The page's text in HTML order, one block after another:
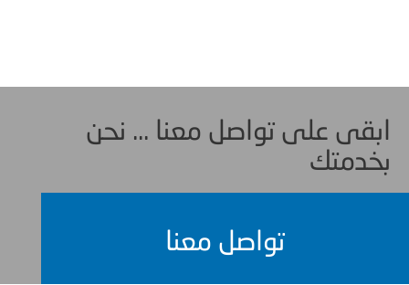
ابقى على تواصل معنا ... نحن
بخدمتك
تواصل معنا